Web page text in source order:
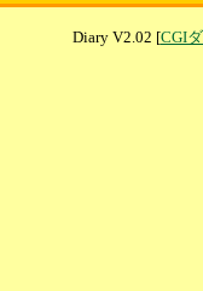
Diary V2.02 [CGI